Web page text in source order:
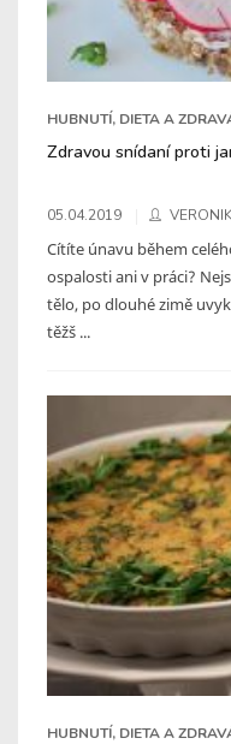
HUBNUTÍ, DIETA A
Zdravou snídaní proti
05.04.2019
Cítíte únavu během
ospalosti ani v práci?
tělo, po dlouhé zimě
těžš ...
HUBNUTÍ, DIETA A